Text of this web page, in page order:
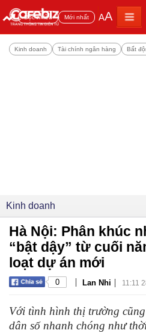
Đọc nhiều Mới nhất AA
Kinh doanh Tài chính ngân hàng Bất
Kinh doanh
Hà Nội: Phân khúc
“bật dậy” từ cuối
loạt dự án mới
0 | Lan Nhi | 11:11
Với tình hình thị trường
dân số nhanh chóng như